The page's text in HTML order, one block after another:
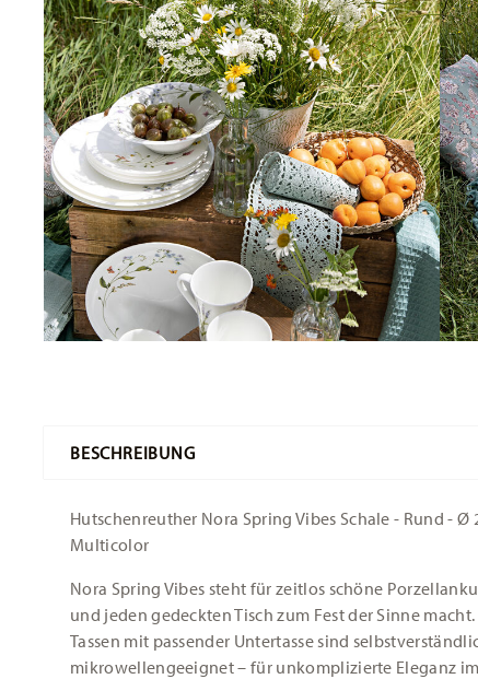
BESCHREIBUNG
Hutschenreuther Nora Spring Vibes Schale - Rund - Ø
Multicolor
Nora Spring Vibes steht für zeitlos schöne
und jeden gedeckten Tisch zum Fest der Sinne
Tassen mit passender Untertasse sind
mikrowellengeeignet – für unkomplizierte Eleganz